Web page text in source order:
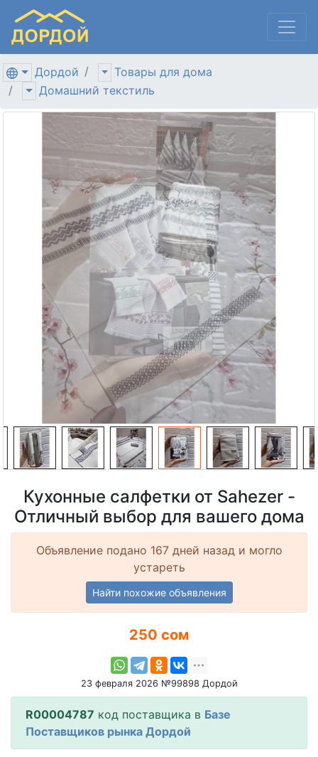
Дордой
Товары для дома
Домашний текстиль
Кухонные салфетки от Sahezer -
Отличный выбор для вашего дома
Объявление подано 167 дней назад и могло
устареть
Найти похожие объявления
250 сом
23 февраля 2026 №99898 Дордой
R00004787 код поставщика в Базе
Поставщиков рынка Дордой